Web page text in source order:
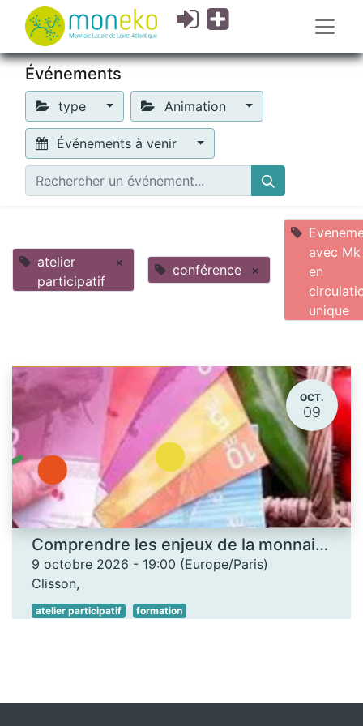
Événements
type Animation
Événements à venir
atelier
participatif
× conférence ×
avec Mk
en
unique
OCT.
09
Comprendre les enjeux de la monnaie locale - Les Ateliers des savoirs
9 octobre 2026 - 19:00 (Europe/Paris)
Clisson,
atelier participatif formation